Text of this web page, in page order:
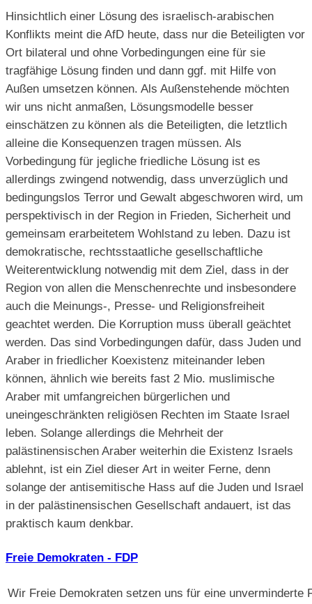
Hinsichtlich einer Lösung des israelisch-arabischen
Konflikts meint die AfD heute, dass nur die Beteiligten vor
Ort bilateral und ohne Vorbedingungen eine für sie
tragfähige Lösung finden und dann ggf. mit Hilfe von
Außen umsetzen können. Als Außenstehende möchten
wir uns nicht anmaßen, Lösungsmodelle besser
einschätzen zu können als die Beteiligten, die letztlich
alleine die Konsequenzen tragen müssen. Als
Vorbedingung für jegliche friedliche Lösung ist es
allerdings zwingend notwendig, dass unverzüglich und
bedingungslos Terror und Gewalt abgeschworen wird, um
perspektivisch in der Region in Frieden, Sicherheit und
gemeinsam erarbeitetem Wohlstand zu leben. Dazu ist
demokratische, rechtsstaatliche gesellschaftliche
Weiterentwicklung notwendig mit dem Ziel, dass in der
Region von allen die Menschenrechte und insbesondere
auch die Meinungs-, Presse- und Religionsfreiheit
geachtet werden. Die Korruption muss überall geächtet
werden. Das sind Vorbedingungen dafür, dass Juden und
Araber in friedlicher Koexistenz miteinander leben
können, ähnlich wie bereits fast 2 Mio. muslimische
Araber mit umfangreichen bürgerlichen und
uneingeschränkten religiösen Rechten im Staate Israel
leben. Solange allerdings die Mehrheit der
palästinensischen Araber weiterhin die Existenz Israels
ablehnt, ist ein Ziel dieser Art in weiter Ferne, denn
solange der antisemitische Hass auf die Juden und Israel
in der palästinensischen Gesellschaft andauert, ist das
praktisch kaum denkbar.
Freie Demokraten - FDP
Wir Freie Demokraten setzen uns für eine